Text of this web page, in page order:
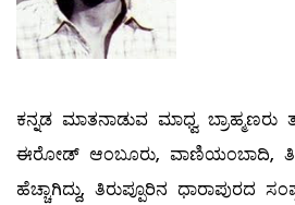
ಕನ್ನಡ ಮಾತನಾಡುವ ಮಾಧ್ವ
ಈರೋಡ್ ಆಂಬೂರು, ವಾಣಿಯಂಬಾದಿ,
ಹೆಚ್ಚಾಗಿದ್ದು, ತಿರುಪ್ಪೂರಿನ ಧಾರಾಪುರದ